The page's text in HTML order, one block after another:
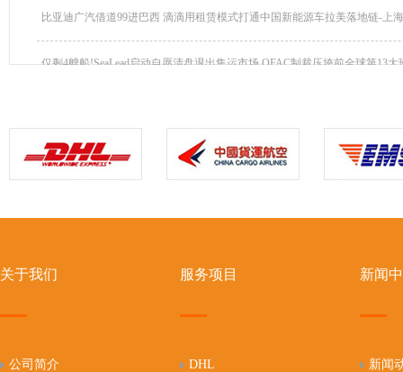
比亚迪广汽借道99进巴西 滴滴用租赁模式打通中国新能源车拉美落地链-上
仅剩4艘船!SeaLead启动自愿清盘退出集运市场 OFAC制裁压垮前全球第13大
关于我们
公司简介
服务项目
DHL
新闻
新闻